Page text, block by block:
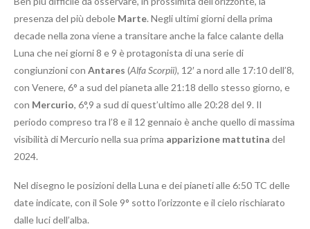
presenza del più debole Marte. Negli ultimi giorni della prima
decade nella zona viene a transitare anche la falce calante della
Luna che nei giorni 8 e 9 è protagonista di una serie di
congiunzioni con Antares (Alfa Scorpii), 12′ a nord alle 17:10 dell’8,
con Venere, 6° a sud del pianeta alle 21:18 dello stesso giorno, e
con Mercurio, 6°,9 a sud di quest’ultimo alle 20:28 del 9. Il
periodo compreso tra l’8 e il 12 gennaio è anche quello di massima
visibilità di Mercurio nella sua prima apparizione mattutina del
2024.
Nel disegno le posizioni della Luna e dei pianeti alle 6:50 TC delle
date indicate, con il Sole 9° sotto l’orizzonte e il cielo rischiarato
dalle luci dell’alba.